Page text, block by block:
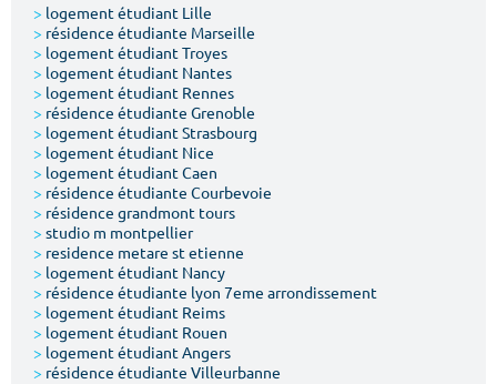
Type de location
Votre date d'entrée
> logement étudiant Lille
> résidence étudiante Marseille
> logement étudiant Troyes
> logement étudiant Nantes
> logement étudiant Rennes
> résidence étudiante Grenoble
> logement étudiant Strasbourg
> logement étudiant Nice
> logement étudiant Caen
> résidence étudiante Courbevoie
> résidence grandmont tours
> studio m montpellier
> residence metare st etienne
> logement étudiant Nancy
> résidence étudiante lyon 7eme arrondissement
> logement étudiant Reims
> logement étudiant Rouen
> logement étudiant Angers
> résidence étudiante Villeurbanne